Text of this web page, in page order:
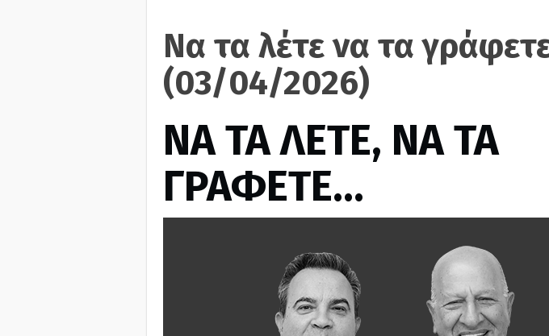
Να τα λέτε να τα
(03/04/2026)
ΝΑ ΤΑ ΛΕΤΕ, ΝΑ ΤΑ
ΓΡΑΦΕΤΕ…